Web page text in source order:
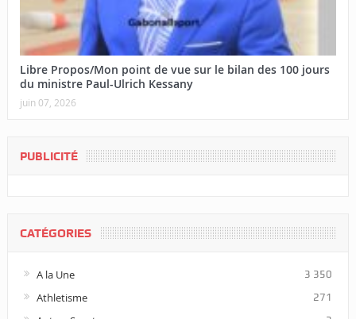
Libre Propos/Mon point de vue sur le bilan des 100 jours
du ministre Paul-Ulrich Kessany
juin 07, 2026
PUBLICITÉ
CATÉGORIES
A la Une 3 350
Athletisme 271